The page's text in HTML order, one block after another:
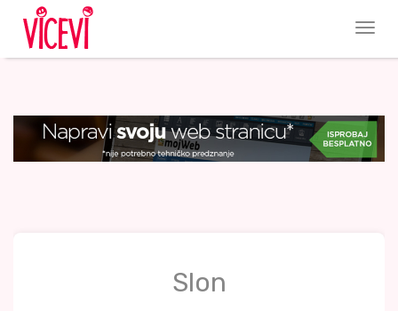
Slon